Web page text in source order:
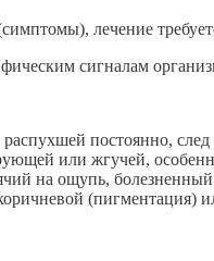
лечение
сигналам
постоянно,
или жгучей,
на ощупь,
(пигментация)